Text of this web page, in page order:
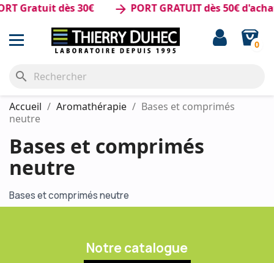
Gratuit dès 30€ arrow_forwardPORT GRATUIT dès 50€ d'achat
0
search
Accueil Aromathérapie
Bases et comprimés
neutre
Bases et comprimés
neutre
Bases et comprimés neutre
Notre catalogue